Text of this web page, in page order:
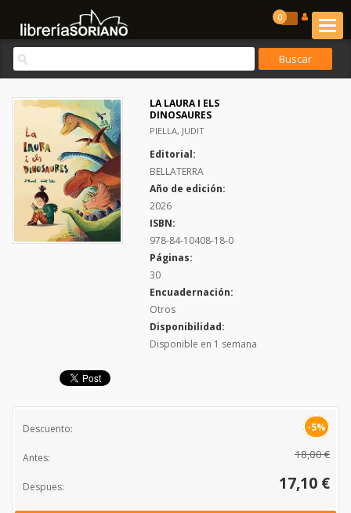
0
LA LAURA I ELS
DINOSAURES
PIELLA, JUDIT
Editorial:
BELLATERRA
Año de edición:
2026
ISBN:
978-84-10408-18-0
Páginas:
30
Encuadernación:
Otros
Disponibilidad:
Disponible en 1 semana
Descuento: -5%
Antes: 18,00 €
Despues: 17,10 €